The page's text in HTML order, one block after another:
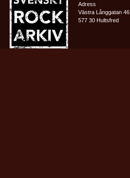
Adress
Västra Långgatan 46
577 30 Hultsfred